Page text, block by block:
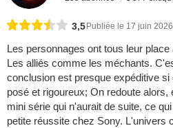
3,5Publiée le 17 juin 2026
Les personnages ont tous leur
Les alliés comme les méchants.
conclusion est presque expéditive
posé et rigoureux; On redoute alors,
mini série qui n'aurait de suite, ce
petite réussite chez Sony. L'univers